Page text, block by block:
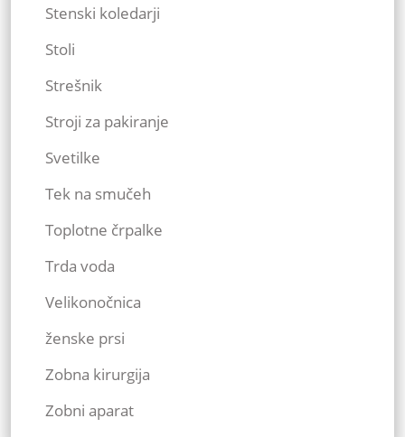
Stenski koledarji
Stoli
Strešnik
Stroji za pakiranje
Svetilke
Tek na smučeh
Toplotne črpalke
Trda voda
Velikonočnica
ženske prsi
Zobna kirurgija
Zobni aparat